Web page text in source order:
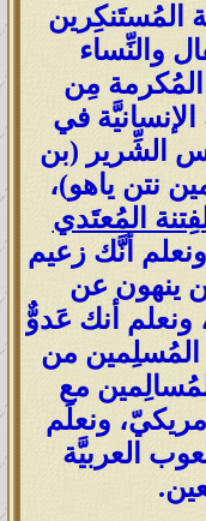
المُستَنكِرين
والنِّساء
مِن
في
الشِّرير (بن
نتن ياهو)،
المُعتَدي
أنَّك زعيم
ينهون عن
ونعلم أنك عَدوٌّ
المُسلِمين من
مع
ونعلَم
العربيَّة